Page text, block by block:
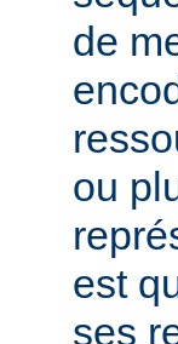
de
ou
est
ses